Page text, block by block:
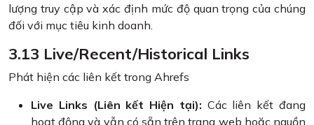
lượng truy cập và xác định mức độ quan trọng của chúng
đối với mục tiêu kinh doanh.
3.13 Live/Recent/Historical Links
Phát hiện các liên kết trong Ahrefs
Live Links (Liên kết Hiện tại): Các liên kết đang
hoạt động và vẫn có sẵn trên trang web hoặc nguồn